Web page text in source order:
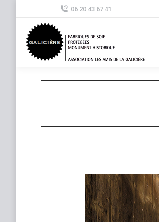
06 20 43 67 41